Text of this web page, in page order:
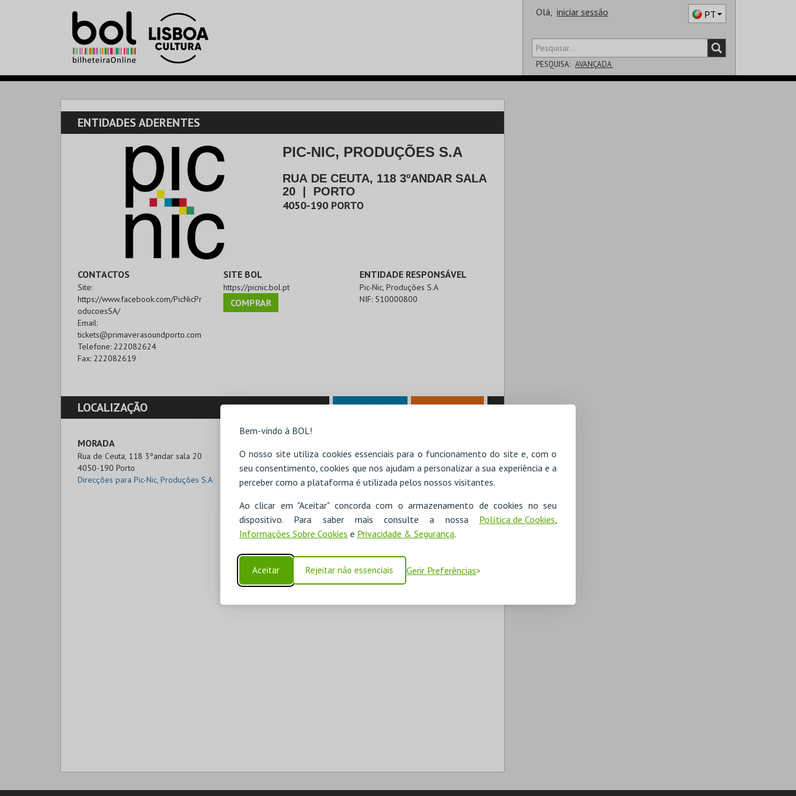
Bem-vindo à BOL!
O nosso site utiliza cookies essenciais para o funcionamento do site e, com o
seu consentimento, cookies que nos ajudam a personalizar a sua experiência e a
perceber como a plataforma é utilizada pelos nossos visitantes.
Ao clicar em "Aceitar" concorda com o armazenamento de cookies no seu
dispositivo. Para saber mais consulte a nossa Política de Cookies,
Informações Sobre Cookies e Privacidade & Segurança.
Aceitar Rejeitar não essenciais Gerir Preferências
Olá, iniciar sessão PT
PESQUISA: AVANÇADA
ENTIDADES ADERENTES
PIC-NIC, PRODUÇÕES S.A
RUA DE CEUTA, 118 3ºANDAR SALA
20
PORTO
4050-190 PORTO
CONTACTOS
Site:
https://www.facebook.com/PicNicPr
oducoesSA/
Email:
tickets@primaverasoundporto.com
Telefone: 222082624
Fax: 222082619
SITE BOL
https://picnic.bol.pt
COMPRAR
ENTIDADE RESPONSÁVEL
Pic-Nic, Produções S.A
NIF: 510000800
LOCALIZAÇÃO RESERVAR HOTEL ALUGAR VIATURA
MORADA
Rua de Ceuta, 118 3ºandar sala 20
4050-190 Porto
Direcções para Pic-Nic, Produções S.A